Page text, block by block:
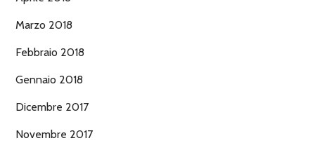
Marzo 2018
Febbraio 2018
Gennaio 2018
Dicembre 2017
Novembre 2017